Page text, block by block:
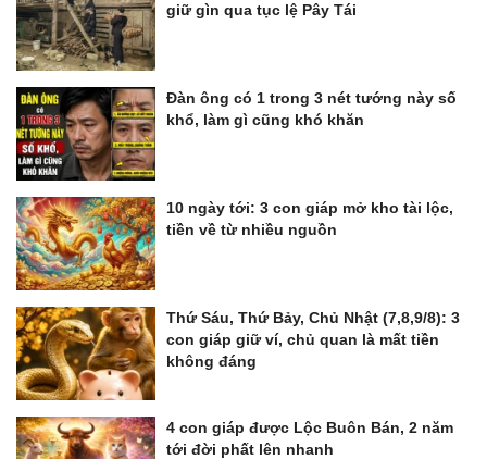
giữ gìn qua tục lệ Pây Tái
Đàn ông có 1 trong 3 nét tướng này số
khổ, làm gì cũng khó khăn
10 ngày tới: 3 con giáp mở kho tài lộc,
tiền về từ nhiều nguồn
Thứ Sáu, Thứ Bảy, Chủ Nhật (7,8,9/8): 3
con giáp giữ ví, chủ quan là mất tiền
không đáng
4 con giáp được Lộc Buôn Bán, 2 năm
tới đời phất lên nhanh